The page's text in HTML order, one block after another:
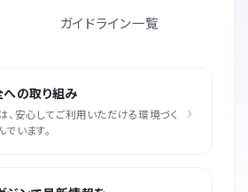
ガイドライン一覧
への取り組み
、安心してご利用いただける環境づく
います。
›